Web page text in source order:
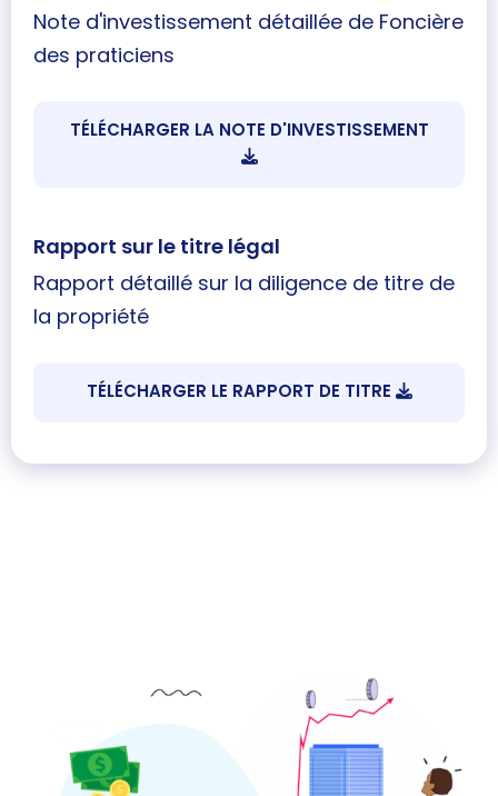
Note d'investissement détaillée de Foncière
des praticiens
TÉLÉCHARGER LA NOTE D'INVESTISSEMENT
Rapport sur le titre légal
Rapport détaillé sur la diligence de titre de
la propriété
TÉLÉCHARGER LE RAPPORT DE TITRE